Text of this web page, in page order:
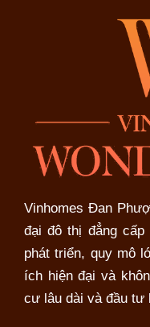
Vinhomes Đan
đại đô thị đẳng cấp
phát triển, quy mô
ích hiện đại và
cư lâu dài và đầu tư